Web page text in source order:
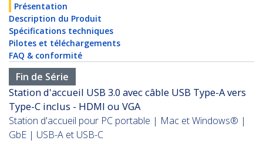
Présentation
Description du Produit
Spécifications techniques
Pilotes et téléchargements
FAQ & conformité
Fin de Série
Station d'accueil USB 3.0 avec câble USB Type-A vers
Type-C inclus - HDMI ou VGA
Station d'accueil pour PC portable | Mac et Windows® |
GbE | USB-A et USB-C